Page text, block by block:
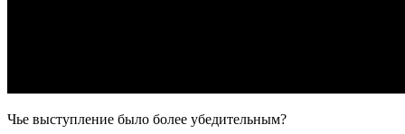
Чье выступление было более убедительным?